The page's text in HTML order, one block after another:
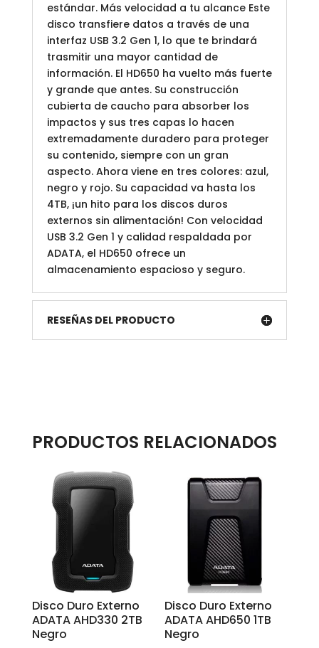
estándar. Más velocidad a tu alcance Este
disco transfiere datos a través de una
interfaz USB 3.2 Gen 1, lo que te brindará
trasmitir una mayor cantidad de
información. El HD650 ha vuelto más fuerte
y grande que antes. Su construcción
cubierta de caucho para absorber los
impactos y sus tres capas lo hacen
extremadamente duradero para proteger
su contenido, siempre con un gran
aspecto. Ahora viene en tres colores: azul,
negro y rojo. Su capacidad va hasta los
4TB, ¡un hito para los discos duros
externos sin alimentación! Con velocidad
USB 3.2 Gen 1 y calidad respaldada por
ADATA, el HD650 ofrece un
almacenamiento espacioso y seguro.
RESEÑAS DEL PRODUCTO
PRODUCTOS RELACIONADOS
Disco Duro Externo
ADATA AHD330 2TB
Negro
Disco Duro Externo
ADATA AHD650 1TB
Negro